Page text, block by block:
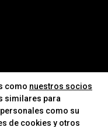
como nuestros socios
similares para
como su
de cookies y otros